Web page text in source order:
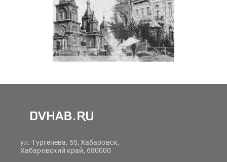
ул. Тургенева, 55, Хабаровск,
Хабаровский край, 680000